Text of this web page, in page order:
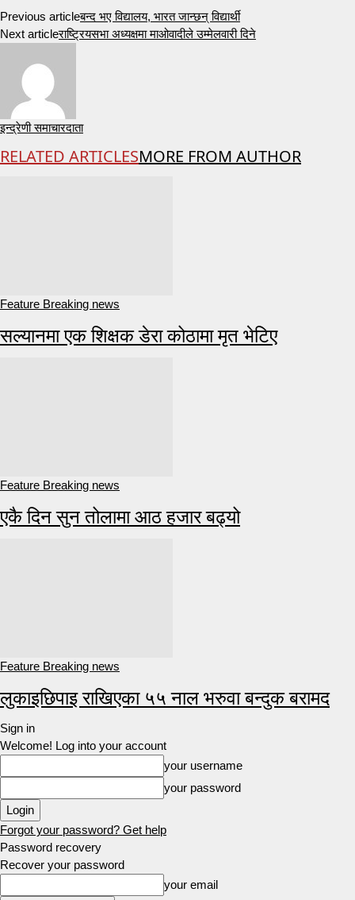
Previous articleबन्द भए विद्यालय, भारत जान्छन् विद्यार्थी
Next articleराष्ट्रियसभा अध्यक्षमा माओवादीले उम्मेलवारी दिने
इन्द्रेणी समाचारदाता
RELATED ARTICLESMORE FROM AUTHOR
Feature Breaking news
सल्यानमा एक शिक्षक डेरा कोठामा मृत भेटिए
Feature Breaking news
एकै दिन सुन तोलामा आठ हजार बढ्यो
Feature Breaking news
लुकाइछिपाइ राखिएका ५५ नाल भरुवा बन्दुक बरामद
Sign in
Welcome! Log into your account
your username
your password
Forgot your password? Get help
Password recovery
Recover your password
your email